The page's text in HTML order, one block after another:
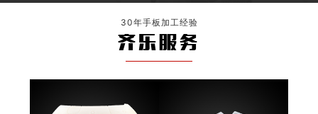
30年手板加工经验
齐乐服务